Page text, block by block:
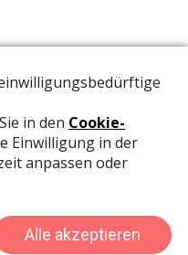
Papeterien informiert
Branche.